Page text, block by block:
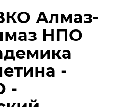
Алмаз-
НПО
-
-